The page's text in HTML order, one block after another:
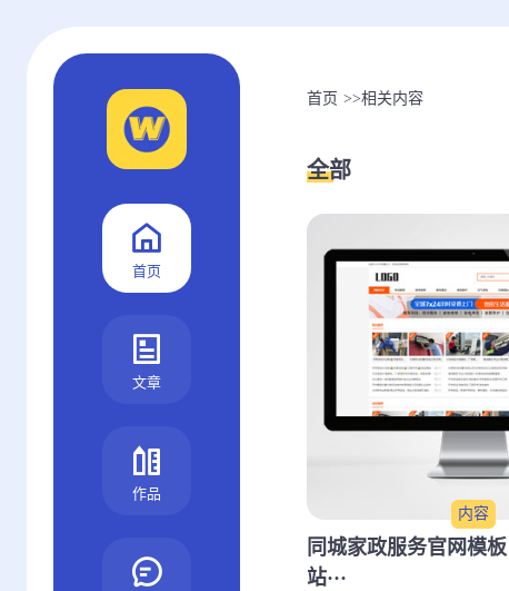
首页
文章
作品
首页 >>相关内容
全部
内容
同城家政服务官网模
站···